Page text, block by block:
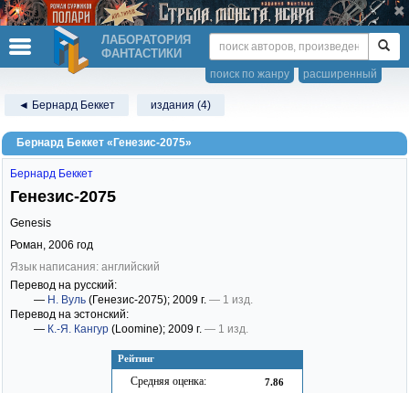
ЛАБОРАТОРИЯ
ФАНТАСТИКИ
расширенный
поиск по жанру
◄ Бернард Беккет издания (4)
Бернард Беккет «Генезис-2075»
Рейтинг
Средняя оценка: 7.86
Бернард Беккет
Генезис-2075
Genesis
Роман, 2006 год
Язык написания: английский
Перевод на русский:
— Н. Вуль (Генезис-2075); 2009 г. — 1 изд.
Перевод на эстонский:
— К.-Я. Кангур (Loomine); 2009 г. — 1 изд.